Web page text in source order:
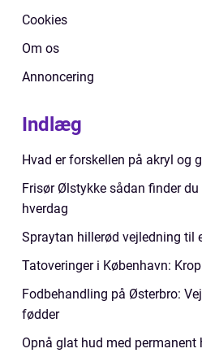
Cookies
Om os
Annoncering
Indlæg
Hvad er forskellen på akryl og
Frisør Ølstykke sådan finder
hverdag
Spraytan hillerød vejledning til
Tatoveringer i København:
Fodbehandling på Østerbro:
fødder
Opnå glat hud med